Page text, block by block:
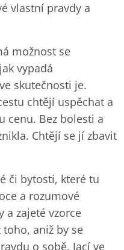
vlastní pravdy a
možnost se
vypadá
skutečnosti je.
chtějí uspěchat a
cenu. Bez bolesti a
Chtějí se jí zbavit
či bytosti, které tu
a rozumové
a zajeté vzorce
aniž by se
o sobě. Jací ve